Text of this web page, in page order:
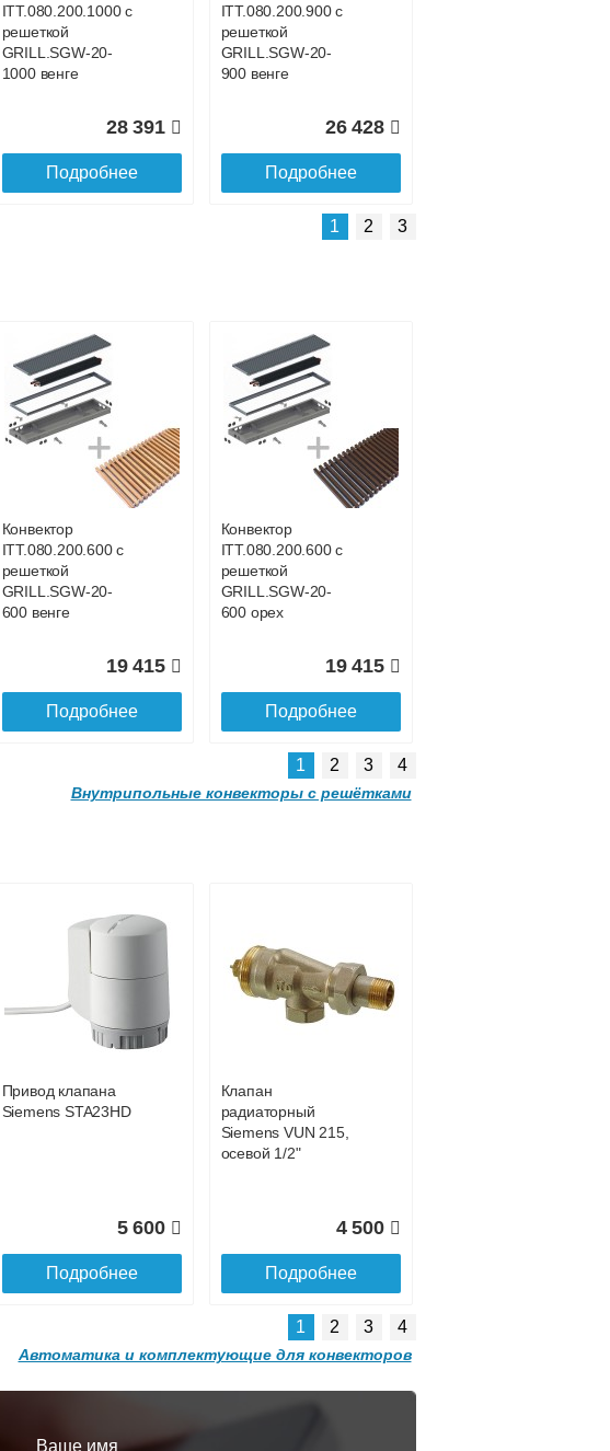
Подробнее о доставке
ITT.080.200.1000 с
решеткой
GRILL.SGW-20-
1000 венге
28 391
Подробнее
ITT.080.200.900 с
решеткой
GRILL.SGW-20-
900 венге
26 428
Подробнее
Конвектор
ITT.080.200.4400 с
GRILL.SGW-20-
109 390
Подробнее
Конвектор
ITT.080.200.4300 с
GRILL.SGW-20-
107 188
Подробнее
GRILL.SGW-20-
96 128
Подробнее
93 923
1 2 3
Конвектор
ITT.080.200.600 с
решеткой
GRILL.SGW-20-
600 венге
19 415
Подробнее
Конвектор
ITT.080.200.600 с
решеткой
GRILL.SGW-20-
600 орех
19 415
Подробнее
ITT.080.200.1200 с
решеткой
GRILL.SGW-20-
32 501
Конвектор
ITT.080.200.1200 с
решеткой
GRILL.SGW-20-
Подробнее
Конвектор
решеткой
Конвектор
1 2 3 4
Внутрипольные конвекторы с решётками
Привод клапана
Siemens STA23HD
5 600
Подробнее
Клапан
радиаторный
Siemens VUN 215,
осевой 1/2"
4 500
Подробнее
1 2 3 4
Автоматика и комплектующие для конвекторов
Ваше имя